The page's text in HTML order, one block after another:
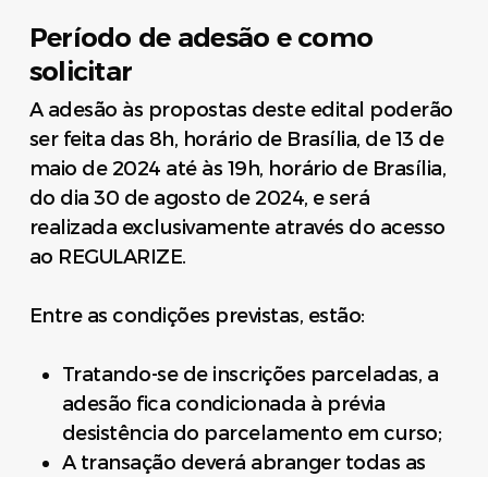
Período de adesão e como
solicitar
A adesão às propostas deste edital poderão
ser feita das 8h, horário de Brasília, de 13 de
maio de 2024 até às 19h, horário de Brasília,
do dia 30 de agosto de 2024, e será
realizada exclusivamente através do acesso
ao REGULARIZE.
Entre as condições previstas, estão:
Tratando-se de inscrições parceladas, a
adesão fica condicionada à prévia
desistência do parcelamento em curso;
A transação deverá abranger todas as